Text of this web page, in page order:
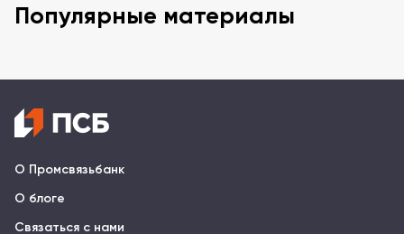
Популярные материалы
О Промсвязьбанк
О блоге
Связаться с нами